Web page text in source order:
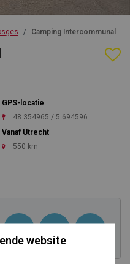
website
GPS-locatie
48.354965 / 5.694596
Vanaf Utrecht
550 km
Camping Intercommunal